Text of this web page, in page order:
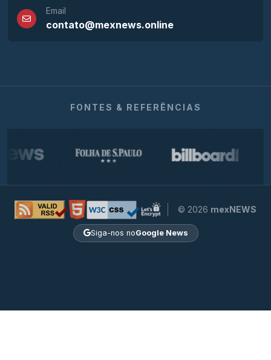
Email
contato@mexnews.online
FONTES & REFERÊNCIAS
© 2026 mexNEWS
Siga-nos noGoogle News